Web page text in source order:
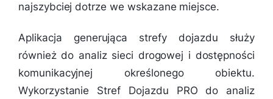
najszybciej dotrze we wskazane miejsce.
Aplikacja generująca strefy dojazdu służy
również do analiz sieci drogowej i dostępności
komunikacyjnej określonego obiektu.
Wykorzystanie Stref Dojazdu PRO do analiz